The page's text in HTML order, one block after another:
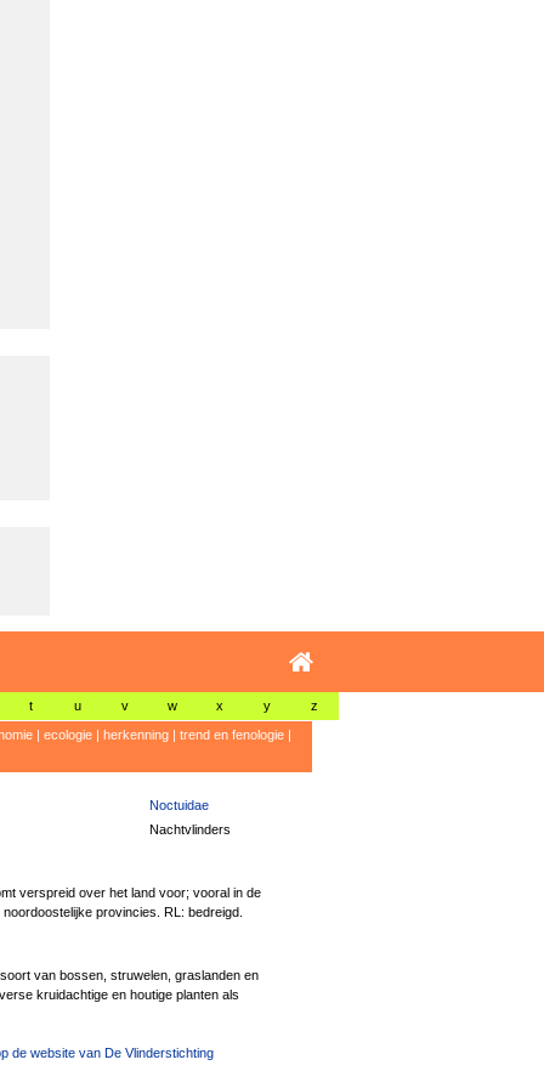
t u v w x y z
| ecologie| herkenning| trend en fenologie|
Noctuidae
Nachtvlinders
verspreid over het land voor; vooral in de
provincies. RL: bedreigd.
van bossen, struwelen, graslanden en
kruidachtige en houtige planten als
de website van De Vlinderstichting